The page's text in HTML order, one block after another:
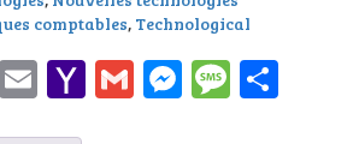
comptables, Technological
WhatsApp
EmailYahoo
Mail
Gmail